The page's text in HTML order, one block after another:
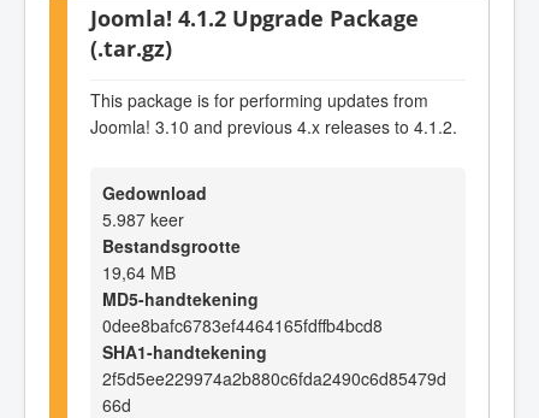
Joomla! 4.1.2 Upgrade Package
(.tar.gz)
This package is for performing updates from
Joomla! 3.10 and previous 4.x releases to 4.1.2.
Gedownload
5.987 keer
Bestandsgrootte
19,64 MB
MD5-handtekening
0dee8bafc6783ef4464165fdffb4bcd8
SHA1-handtekening
2f5d5ee229974a2b880c6fda2490c6d85479d
66d